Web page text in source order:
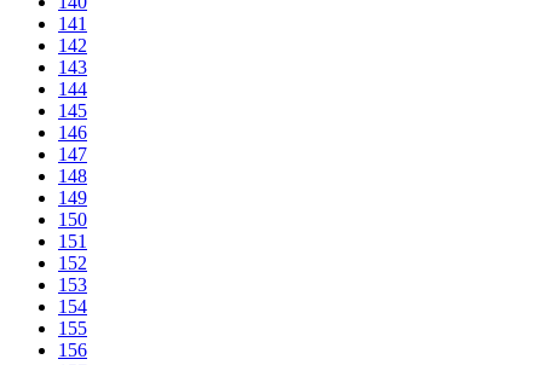
141
142
143
144
145
146
147
148
149
150
151
152
153
154
155
156